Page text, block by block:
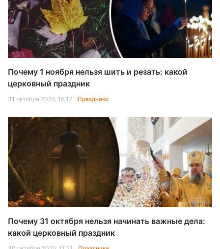
Почему 1 ноября нельзя шить и резать: какой
церковный праздник
31 октября 2025, 15:17 Праздники
Почему 31 октября нельзя начинать важные дела:
какой церковный праздник